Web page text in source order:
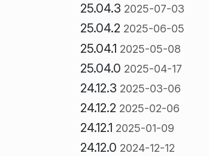
25.04.3 2025-07-03
25.04.2 2025-06-05
25.04.1 2025-05-08
25.04.0 2025-04-17
24.12.3 2025-03-06
24.12.2 2025-02-06
24.12.1 2025-01-09
24.12.0 2024-12-12